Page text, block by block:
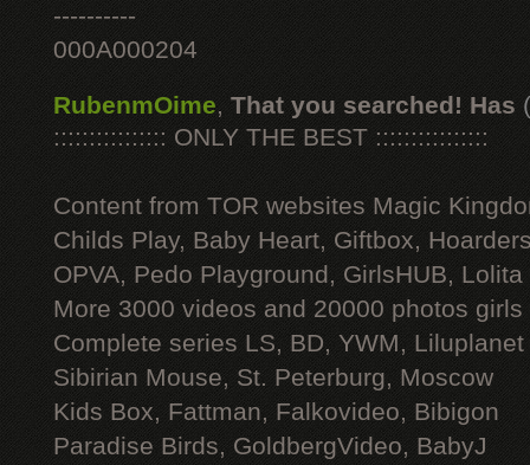
----------
000A000204
RubenmOime, That you searched! Has
:::::::::::::::: ONLY THE BEST ::::::::::::::::
Content from TOR websites Magic
Childs Play, Baby Heart, Giftbox,
OPVA, Pedo Playground, GirlsHUB, Lolita
More 3000 videos and 20000 photos
Complete series LS, BD, YWM, Liluplanet
Sibirian Mouse, St. Peterburg, Moscow
Kids Box, Fattman, Falkovideo, Bibigon
Paradise Birds, GoldbergVideo, BabyJ